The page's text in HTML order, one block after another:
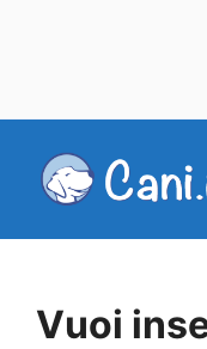
Vuoi